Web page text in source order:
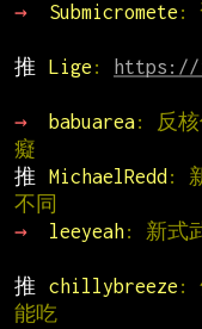
→
Submicromete :
推
Lige :
https://
→
babuarea: 反核
癡
推
MichaelRedd :
不同
→
leeyeah: 新式
推
chillybreeze :
能吃